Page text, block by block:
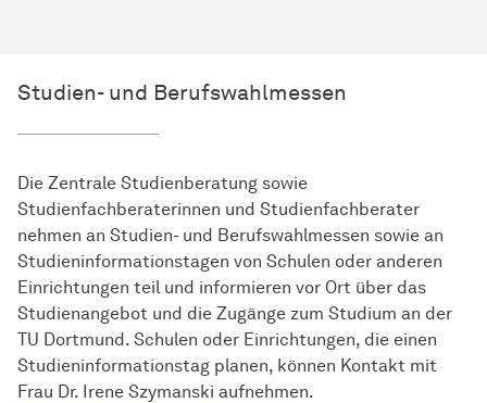
Studien- und Berufswahlmessen
Die Zentrale Studienberatung sowie
Studienfachberaterinnen und Studienfachberater
nehmen an Studien- und Berufswahlmessen sowie an
Studieninformationstagen von Schulen oder anderen
Einrichtungen teil und informieren vor Ort über das
Studienangebot und die Zugänge zum Studium an der
TU Dortmund. Schulen oder Einrichtungen, die einen
Studieninformationstag planen, können Kontakt mit
Frau Dr. Irene Szymanski aufnehmen.